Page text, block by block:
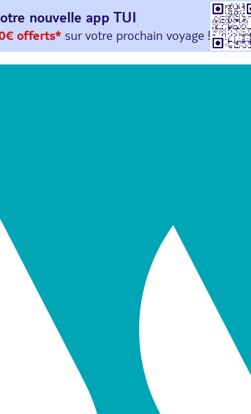
nouvelle app TUI
offerts*sur votreprochain